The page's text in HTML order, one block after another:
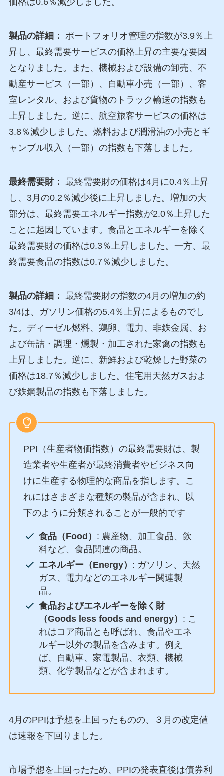
製品の詳細： ポートフォリオ管理の指数が3.9％上
昇し、最終需要サービスの価格上昇の主要な要因
となりました。また、機械および設備の卸売、不
動産サービス（一部）、自動車小売（一部）、客
室レンタル、および貨物のトラック輸送の指数も
上昇しました。逆に、航空旅客サービスの価格は
3.8％減少しました。燃料および潤滑油の小売とギ
ャンブル収入（一部）の指数も下落しました。
最終需要財： 最終需要財の価格は4月に0.4％上昇
し、3月の0.2％減少後に上昇しました。増加の大
部分は、最終需要エネルギー指数が2.0％上昇した
ことに起因しています。食品とエネルギーを除く
最終需要財の価格は0.3％上昇しました。一方、最
終需要食品の指数は0.7％減少しました。
製品の詳細： 最終需要財の指数の4月の増加の約
3/4は、ガソリン価格の5.4％上昇によるものでし
た。ディーゼル燃料、鶏卵、電力、非鉄金属、お
よび缶詰・調理・燻製・加工された家禽の指数も
上昇しました。逆に、新鮮および乾燥した野菜の
価格は18.7％減少しました。住宅用天然ガスおよ
び鉄鋼製品の指数も下落しました。
PPI（生産者物価指数）の最終需要財は、製
造業者や生産者が最終消費者やビジネス向
けに生産する物理的な商品を指します。こ
れにはさまざまな種類の製品が含まれ、以
下のように分類されることが一般的です
食品（Food） : 農産物、加工食品、飲
料など、食品関連の商品。
エネルギー（Energy） : ガソリン、天然
ガス、電力などのエネルギー関連製
品。
食品およびエネルギーを除く財
（Goods less foods and energy） : こ
れはコア商品とも呼ばれ、食品やエネ
ルギー以外の製品を含みます。例え
ば、自動車、家電製品、衣類、機械
類、化学製品などが含まれます。
4月のPPIは予想を上回ったものの、３月の改定値
は速報を下回りました。
市場予想を上回ったため、PPIの発表直後は債券利